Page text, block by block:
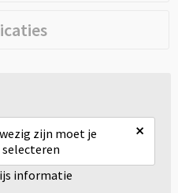
zijn moet je
×
informatie